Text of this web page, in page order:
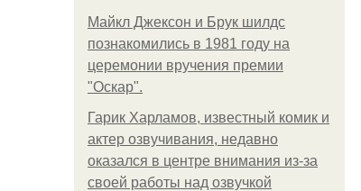
Майкл Джексон и Брук шилдс
познакомились в 1981 году на
церемонии вручения премии
"Оскар".
Гарик Харламов, известный комик и
актер озвучивания, недавно
оказался в центре внимания из-за
своей работы над озвучкой